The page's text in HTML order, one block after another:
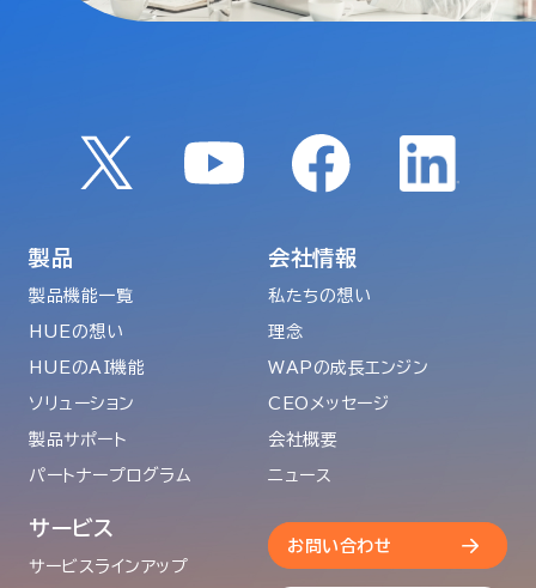
製品
製品機能一覧
HUEの想い
HUEのAI機能
ソリューション
製品サポート
パートナープログラム
サービス
サービスラインアップ
会社情報
私たちの想い
理念
WAPの成長エンジン
CEOメッセージ
会社概要
ニュース
お問い合わせ